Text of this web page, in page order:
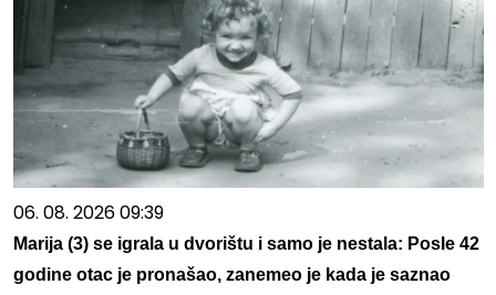
06. 08. 2026 09:39
Marija (3) se igrala u dvorištu i samo je nestala: Posle 42
godine otac je pronašao, zanemeo je kada je saznao